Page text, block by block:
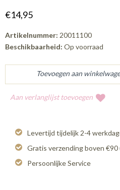
€14,95
Artikelnummer: 20011100
Beschikbaarheid: Op voorraad
Aan verlanglijst toevoegen
Levertijd tijdelijk 2-4
Gratis verzending boven €90
Persoonlijke Service